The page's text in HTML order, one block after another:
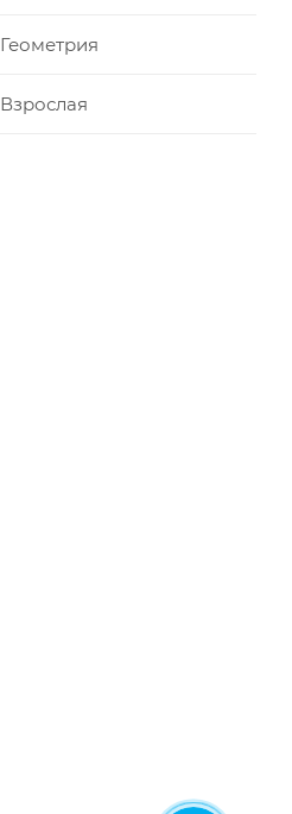
Геометрия
Взрослая